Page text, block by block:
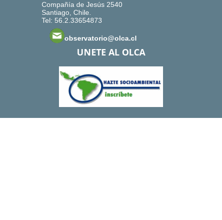
Compañía de Jesús 2540
Santiago, Chile.
Tel: 56.2.33654873
observatorio@olca.cl
UNETE AL OLCA